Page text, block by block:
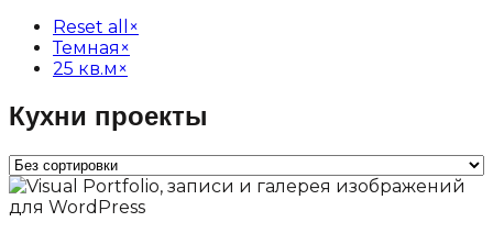
Reset all
×
Темная ×
25 кв.м ×
Кухни проекты